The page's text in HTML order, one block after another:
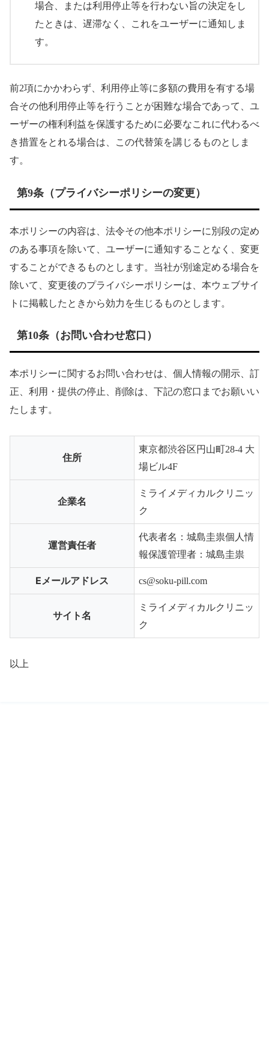
場合、または利用停止等を行わない旨の決定をし
たときは、遅滞なく、これをユーザーに通知しま
す。
前2項にかかわらず、利用停止等に多額の費用を有する場
合その他利用停止等を行うことが困難な場合であって、ユ
ーザーの権利利益を保護するために必要なこれに代わるべ
き措置をとれる場合は、この代替策を講じるものとしま
す。
第9条（プライバシーポリシーの変更）
本ポリシーの内容は、法令その他本ポリシーに別段の定め
のある事項を除いて、ユーザーに通知することなく、変更
することができるものとします。当社が別途定める場合を
除いて、変更後のプライバシーポリシーは、本ウェブサイ
トに掲載したときから効力を生じるものとします。
第10条（お問い合わせ窓口）
本ポリシーに関するお問い合わせは、個人情報の開示、訂
正、利用・提供の停止、削除は、下記の窓口までお願いい
たします。
住所
東京都渋谷区円山町28-4 大
場ビル4F
企業名
ミライメディカルクリニッ
ク
運営責任者
代表者名：城島圭祟個人情
報保護管理者：城島圭祟
Eメールアドレス cs@soku-pill.com
サイト名
ミライメディカルクリニッ
ク
以上